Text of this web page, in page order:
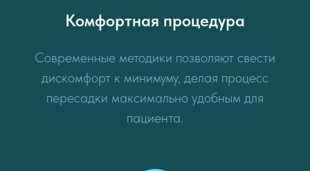
Комфортная процедура
Современные методики позволяют свести
дискомфорт к минимуму, делая процесс
пересадки максимально удобным для
пациента.